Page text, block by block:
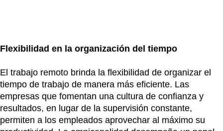
Flexibilidad en la organización del tiempo
El trabajo remoto brinda la flexibilidad de organizar el
tiempo de trabajo de manera más eficiente. Las
empresas que fomentan una cultura de confianza y
resultados, en lugar de la supervisión constante,
permiten a los empleados aprovechar al máximo su